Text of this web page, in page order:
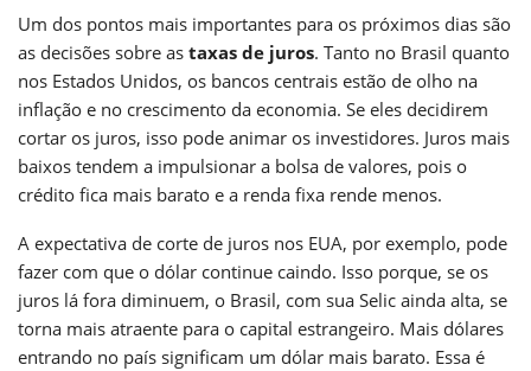
Um dos pontos mais importantes para os próximos dias são
as decisões sobre as taxas de juros. Tanto no Brasil quanto
nos Estados Unidos, os bancos centrais estão de olho na
inflação e no crescimento da economia. Se eles decidirem
cortar os juros, isso pode animar os investidores. Juros mais
baixos tendem a impulsionar a bolsa de valores, pois o
crédito fica mais barato e a renda fixa rende menos.
A expectativa de corte de juros nos EUA, por exemplo, pode
fazer com que o dólar continue caindo. Isso porque, se os
juros lá fora diminuem, o Brasil, com sua Selic ainda alta, se
torna mais atraente para o capital estrangeiro. Mais dólares
entrando no país significam um dólar mais barato. Essa é